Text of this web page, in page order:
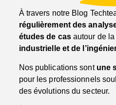
À travers notre Blog
régulièrement des
études de casautour de la
industrielle et de
Nos publications sont une
pour les professionnels
des évolutions du secteur.